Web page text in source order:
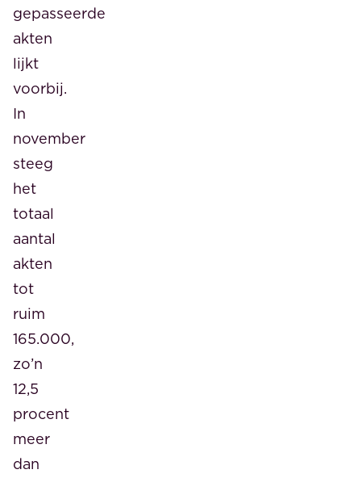
gepasseerde
akten
lijkt
voorbij.
In
november
steeg
het
totaal
aantal
akten
tot
ruim
165.000,
zo’n
12,5
procent
meer
dan